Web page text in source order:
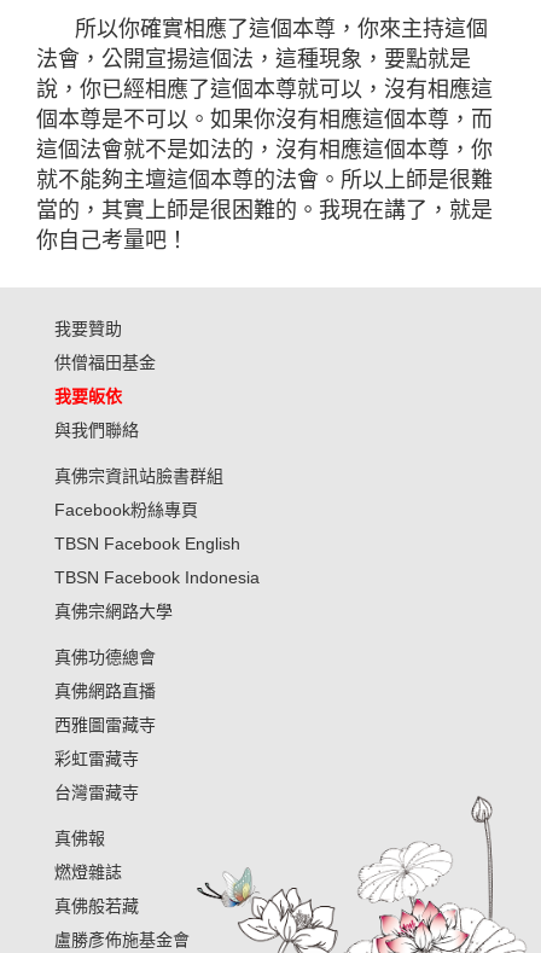
所以你確實相應了這個本尊，你來主持這個
法會，公開宣揚這個法，這種現象，要點就是
說，你已經相應了這個本尊就可以，沒有相應這
個本尊是不可以。如果你沒有相應這個本尊，而
這個法會就不是如法的，沒有相應這個本尊，你
就不能夠主壇這個本尊的法會。所以上師是很難
當的，其實上師是很困難的。我現在講了，就是
你自己考量吧！
我要贊助
供僧福田基金
我要皈依
與我們聯絡
真佛宗資訊站臉書群組
Facebook粉絲專頁
TBSN Facebook English
TBSN Facebook Indonesia
真佛宗網路大學
真佛功德總會
真佛網路直播
西雅圖雷藏寺
彩虹雷藏寺
台灣雷藏寺
真佛報
燃燈雜誌
真佛般若藏
盧勝彥佈施基金會